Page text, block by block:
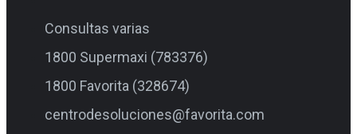
Consultas varias
1800 Supermaxi (783376)
1800 Favorita (328674)
centrodesoluciones@favorita.com